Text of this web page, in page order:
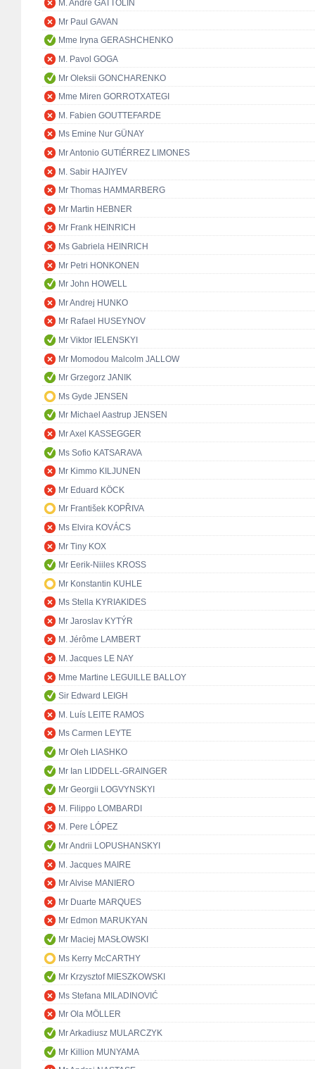
M. André GATTOLIN
Mr Paul GAVAN
Mme Iryna GERASHCHENKO
M. Pavol GOGA
Mr Oleksii GONCHARENKO
Mme Miren GORROTXATEGI
M. Fabien GOUTTEFARDE
Ms Emine Nur GÜNAY
Mr Antonio GUTIÉRREZ LIMONES
M. Sabir HAJIYEV
Mr Thomas HAMMARBERG
Mr Martin HEBNER
Mr Frank HEINRICH
Ms Gabriela HEINRICH
Mr Petri HONKONEN
Mr John HOWELL
Mr Andrej HUNKO
Mr Rafael HUSEYNOV
Mr Viktor IELENSKYI
Mr Momodou Malcolm JALLOW
Mr Grzegorz JANIK
Ms Gyde JENSEN
Mr Michael Aastrup JENSEN
Mr Axel KASSEGGER
Ms Sofio KATSARAVA
Mr Kimmo KILJUNEN
Mr Eduard KÖCK
Mr František KOPŘIVA
Ms Elvira KOVÁCS
Mr Tiny KOX
Mr Eerik-Niiles KROSS
Mr Konstantin KUHLE
Ms Stella KYRIAKIDES
Mr Jaroslav KYTÝR
M. Jérôme LAMBERT
M. Jacques LE NAY
Mme Martine LEGUILLE BALLOY
Sir Edward LEIGH
M. Luís LEITE RAMOS
Ms Carmen LEYTE
Mr Oleh LIASHKO
Mr Ian LIDDELL-GRAINGER
Mr Georgii LOGVYNSKYI
M. Filippo LOMBARDI
M. Pere LÓPEZ
Mr Andrii LOPUSHANSKYI
M. Jacques MAIRE
Mr Alvise MANIERO
Mr Duarte MARQUES
Mr Edmon MARUKYAN
Mr Maciej MASŁOWSKI
Ms Kerry McCARTHY
Mr Krzysztof MIESZKOWSKI
Ms Stefana MILADINOVIĆ
Mr Ola MÖLLER
Mr Arkadiusz MULARCZYK
Mr Killion MUNYAMA